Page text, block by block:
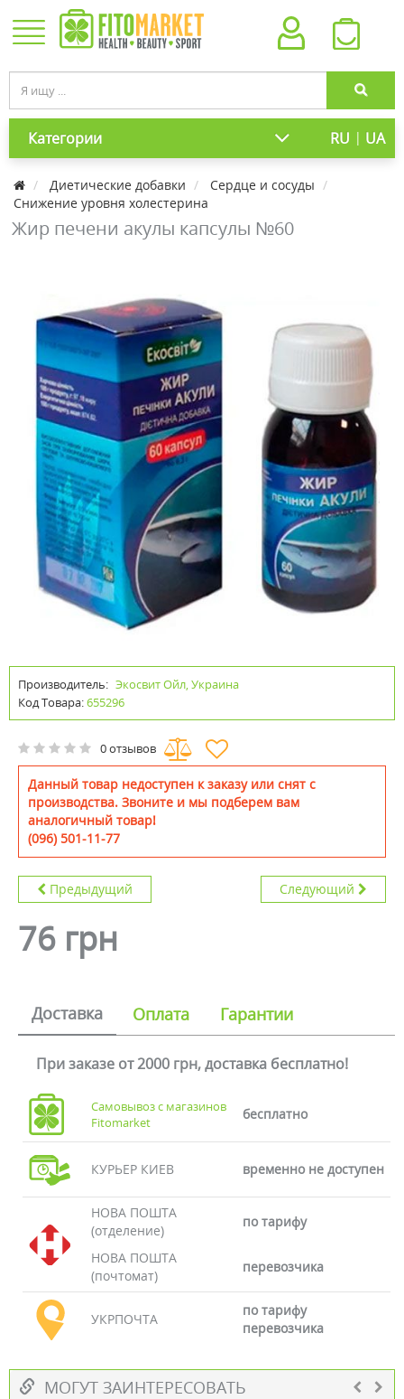
Категории RU | UA
Диетические добавки
Сердце и сосуды
Снижение уровня холестерина
Жир печени акулы капсулы №60
Производитель: Экосвит Ойл, Украина
Код Товара:655296
0 отзывов
Данный товар недоступен к заказу или снят с
производства. Звоните и мы подберем вам
аналогичный товар!
(096) 501-11-77
Предыдущий Следующий
76 грн
Доставка Оплата Гарантии
При заказе от 2000 грн, доставка бесплатно!
Самовывоз с магазинов
Fitomarket
бесплатно
КУРЬЕР КИЕВ временно не доступен
НОВА ПОШТА
(отделение)
по тарифу
НОВА ПОШТА
(почтомат)
перевозчика
УКРПОЧТА
по тарифу
перевозчика
МОГУТ ЗАИНТЕРЕСОВАТЬ